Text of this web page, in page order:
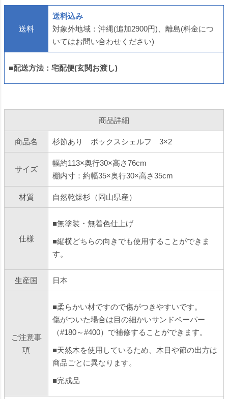
送料
送料込み
対象外地域：沖縄(追加2900円)、離島(料金につ
いてはお問い合わせください)
■配送方法：宅配便(玄関お渡し)
商品詳細
商品名 杉節あり ボックスシェルフ 3×2
サイズ
幅約113×奥行30×高さ76cm
棚内寸：約幅35×奥行30×高さ35cm
材質 自然乾燥杉（岡山県産）
仕様
■無塗装・無着色仕上げ
■縦横どちらの向きでも使用することができま
す。
生産国 日本
ご注意事
項
■柔らかい材ですので傷がつきやすいです。
傷がついた場合は目の細かいサンドペーパー
（#180～#400）で補修することができます。
■天然木を使用しているため、木目や節の出方は
商品ごとに異なります。
■完成品